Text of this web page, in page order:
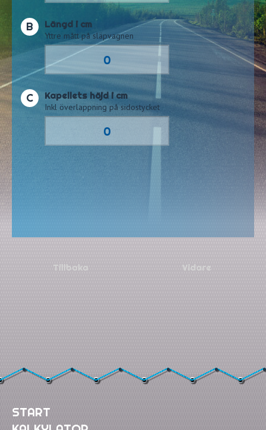
B Längd i cm
Yttre mått på släpvagnen
C Kapellets höjd i cm
Inkl överlappning på sidostycket
Tillbaka
START